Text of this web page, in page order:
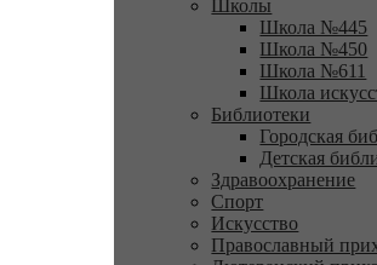
Школы
Школа №445
Школа №450
Школа №611
Школа
Библиотеки
Городская
Детская
Здравоохранение
Спорт
Искусство
Православный